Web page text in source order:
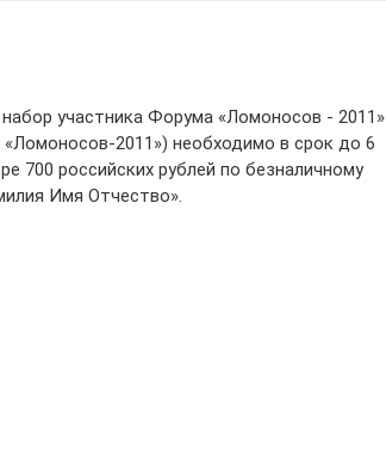
участника Форума «Ломоносов - 2011»
2011») необходимо в срок до 6
700 российских рублей по безналичному
Имя Отчество».